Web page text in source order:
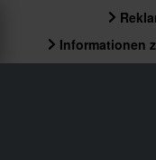
Informationen